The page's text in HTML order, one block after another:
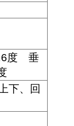
度 垂
下、回